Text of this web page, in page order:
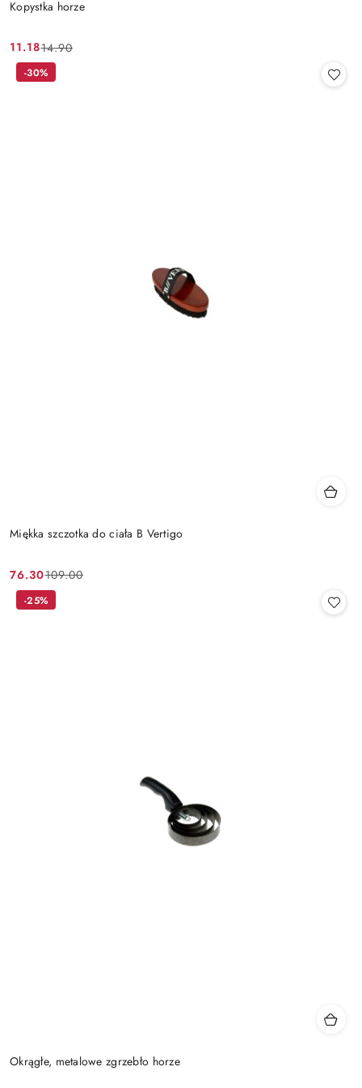
Kopystka horze
Cena
promocyjna:
11.18
Cena
przed
14.90
Miękka szczotka do ciała B Vertigo
Cena
promocyjna:
76.30
Cena
przed
109.00
-30%
Okrągłe, metalowe zgrzebło horze
-25%